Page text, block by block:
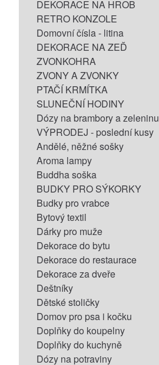
DEKORACE NA HROB
RETRO KONZOLE
Domovní čísla - litina
DEKORACE NA ZEĎ
ZVONKOHRA
ZVONY A ZVONKY
PTAČÍ KRMÍTKA
SLUNEČNÍ HODINY
Dózy na brambory a zeleninu
VÝPRODEJ - poslední kusy
Andělé, něžné sošky
Aroma lampy
Buddha soška
BUDKY PRO SÝKORKY
Budky pro vrabce
Bytový textil
Dárky pro muže
Dekorace do bytu
Dekorace do restaurace
Dekorace za dveře
Deštníky
Dětské stoličky
Domov pro psa i kočku
Doplňky do koupelny
Doplňky do kuchyně
Dózy na potraviny